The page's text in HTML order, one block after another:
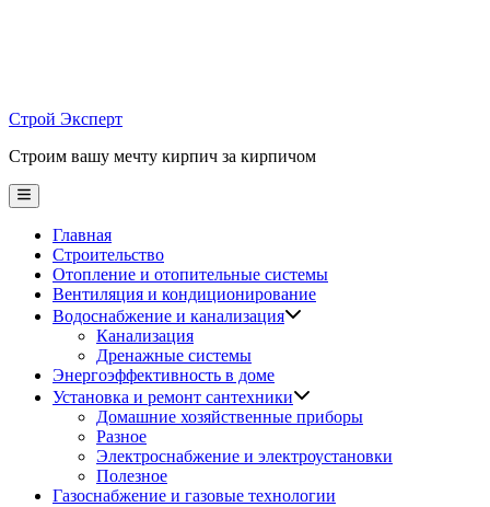
Строй Эксперт
Строим вашу мечту кирпич за кирпичом
Main
Menu
Главная
Строительство
Отопление и отопительные системы
Вентиляция и кондиционирование
Водоснабжение и канализация
Канализация
Дренажные системы
Энергоэффективность в доме
Установка и ремонт сантехники
Домашние хозяйственные приборы
Разное
Электроснабжение и электроустановки
Полезное
Газоснабжение и газовые технологии